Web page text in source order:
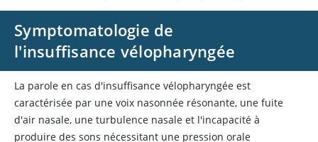
Symptomatologie de
l'insuffisance vélopharyngée
La parole en cas d'insuffisance vélopharyngée est
caractérisée par une voix nasonnée résonante, une fuite
d'air nasale, une turbulence nasale et l'incapacité à
produire des sons nécessitant une pression orale